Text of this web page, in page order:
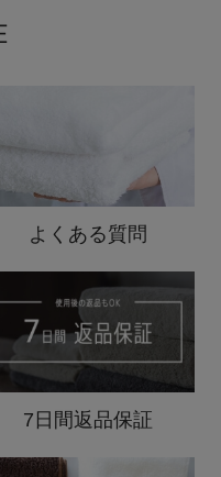
よくある質問
7日間返品保証